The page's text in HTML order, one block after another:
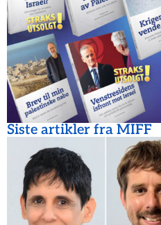
Siste artikler fra MIFF